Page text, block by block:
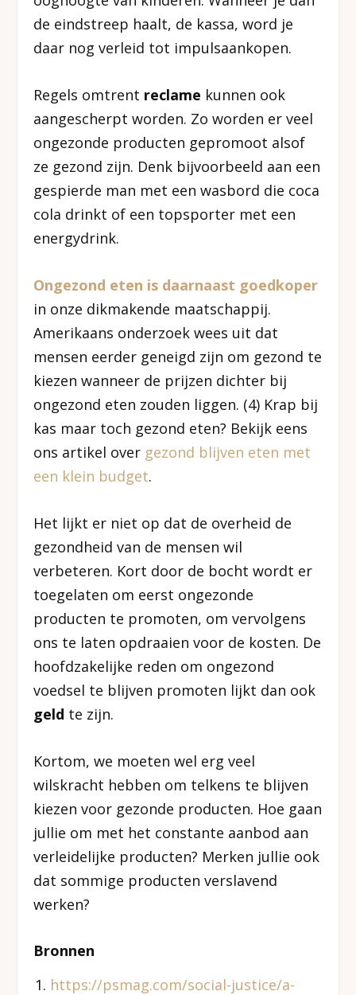
de eindstreep haalt, de kassa, word je
daar nog verleid tot impulsaankopen.
Regels omtrent reclame kunnen ook
aangescherpt worden. Zo worden er veel
ongezonde producten gepromoot alsof
ze gezond zijn. Denk bijvoorbeeld aan een
gespierde man met een wasbord die coca
cola drinkt of een topsporter met een
energydrink.
Ongezond eten is daarnaast goedkoper
in onze dikmakende maatschappij.
Amerikaans onderzoek wees uit dat
mensen eerder geneigd zijn om gezond te
kiezen wanneer de prijzen dichter bij
ongezond eten zouden liggen. (4) Krap bij
kas maar toch gezond eten? Bekijk eens
ons artikel over gezond blijven eten met
een klein budget.
Het lijkt er niet op dat de overheid de
gezondheid van de mensen wil
verbeteren. Kort door de bocht wordt er
toegelaten om eerst ongezonde
producten te promoten, om vervolgens
ons te laten opdraaien voor de kosten. De
hoofdzakelijke reden om ongezond
voedsel te blijven promoten lijkt dan ook
geld te zijn.
Kortom, we moeten wel erg veel
wilskracht hebben om telkens te blijven
kiezen voor gezonde producten. Hoe gaan
jullie om met het constante aanbod aan
verleidelijke producten? Merken jullie ook
dat sommige producten verslavend
werken?
Bronnen
https://psmag.com/social-justice/a-